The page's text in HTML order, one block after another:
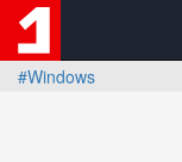
#Windows